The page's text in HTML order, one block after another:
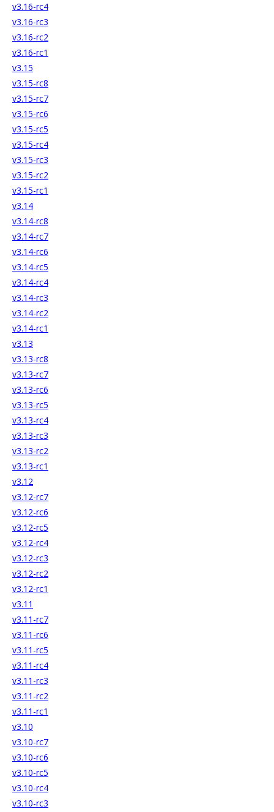
v3.16-rc4
v3.16-rc3
v3.16-rc2
v3.16-rc1
v3.15
v3.15-rc8
v3.15-rc7
v3.15-rc6
v3.15-rc5
v3.15-rc4
v3.15-rc3
v3.15-rc2
v3.15-rc1
v3.14
v3.14-rc8
v3.14-rc7
v3.14-rc6
v3.14-rc5
v3.14-rc4
v3.14-rc3
v3.14-rc2
v3.14-rc1
v3.13
v3.13-rc8
v3.13-rc7
v3.13-rc6
v3.13-rc5
v3.13-rc4
v3.13-rc3
v3.13-rc2
v3.13-rc1
v3.12
v3.12-rc7
v3.12-rc6
v3.12-rc5
v3.12-rc4
v3.12-rc3
v3.12-rc2
v3.12-rc1
v3.11
v3.11-rc7
v3.11-rc6
v3.11-rc5
v3.11-rc4
v3.11-rc3
v3.11-rc2
v3.11-rc1
v3.10
v3.10-rc7
v3.10-rc6
v3.10-rc5
v3.10-rc4
v3.10-rc3